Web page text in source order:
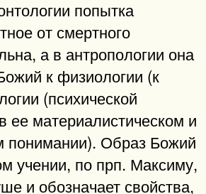
попытка
от смертного
а в антропологии она
к физиологии (к
(психической
ее материалистическом и
понимании). Образ Божий
учении, по прп. Максиму,
и обозначает свойства,